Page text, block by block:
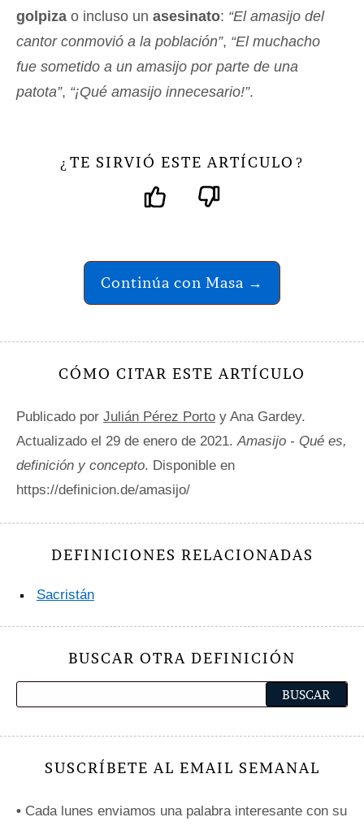
golpiza o incluso un asesinato: “El amasijo del
cantor conmovió a la población”, “El muchacho
fue sometido a un amasijo por parte de una
patota”, “¡Qué amasijo innecesario!”.
¿ TE SIRVIÓ ESTE ARTÍCULO ?
Continúa con Masa →
CÓMO CITAR ESTE ARTÍCULO
Publicado por Julián Pérez Porto y Ana Gardey.
Actualizado el 29 de enero de 2021.Amasijo - Qué es,
definición y concepto. Disponible en
https://definicion.de/amasijo/
DEFINICIONES RELACIONADAS
Sacristán
BUSCAR OTRA DEFINICIÓN
SUSCRÍBETE AL EMAIL SEMANAL
• Cada lunes enviamos una palabra interesante con su